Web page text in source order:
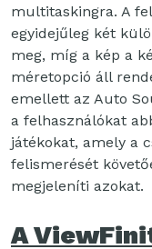
multitaskingra. A
egyidejűleg két
meg, míg a kép a
méretopció áll
emellett az Auto
a felhasználókat
játékokat, amely a
felismerését
megjeleníti azokat.
A